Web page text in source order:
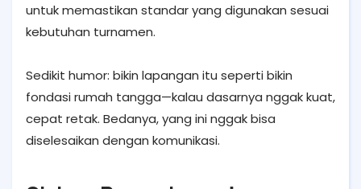
untuk memastikan standar yang digunakan sesuai
kebutuhan turnamen.
Sedikit humor: bikin lapangan itu seperti bikin
fondasi rumah tangga—kalau dasarnya nggak kuat,
cepat retak. Bedanya, yang ini nggak bisa
diselesaikan dengan komunikasi.